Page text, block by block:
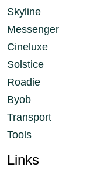
Skyline
Messenger
Cineluxe
Solstice
Roadie
Byob
Transport
Tools
Links